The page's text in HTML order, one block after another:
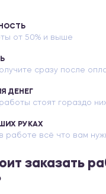
от 50% и выше
сразу после
ДЕНЕГ
стоят гораздо
РУКАХ
работе всё что вам
заказать